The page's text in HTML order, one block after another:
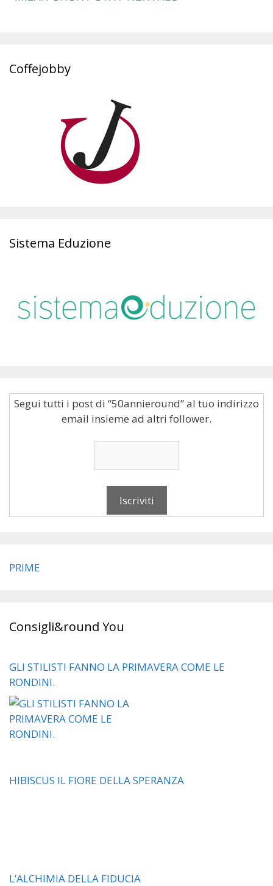
Coffejobby
Sistema Eduzione
Segui tutti i post di “50annieround” al tuo indirizzo
email insieme ad altri follower.
PRIME
Consigli&round You
GLI STILISTI FANNO LA PRIMAVERA COME LE
RONDINI.
HIBISCUS IL FIORE DELLA SPERANZA
L’ALCHIMIA DELLA FIDUCIA